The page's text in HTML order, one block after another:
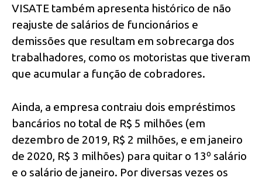
VISATE também apresenta histórico de não
reajuste de salários de funcionários e
demissões que resultam em sobrecarga dos
trabalhadores, como os motoristas que tiveram
que acumular a função de cobradores.
Ainda, a empresa contraiu dois empréstimos
bancários no total de R$ 5 milhões (em
dezembro de 2019, R$ 2 milhões, e em janeiro
de 2020, R$ 3 milhões) para quitar o 13º salário
e o salário de janeiro. Por diversas vezes os